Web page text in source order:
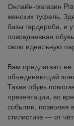
Онлайн-магазин
женских туфель.
базы гардероба, и
повседневная
свою идеальную
Вам предлагают не
объединяющий
Такая обувь
презентации, во
событии, позволяя
стилистике — от